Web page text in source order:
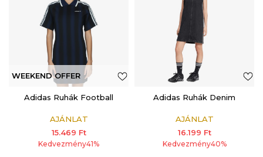
WEEKEND OFFER
ADDITIONAL 15%
Adidas Ruhák Football
AJÁNLAT
15.469 Ft
Kedvezmény41%
Adidas Ruhák Denim
AJÁNLAT
16.199 Ft
Kedvezmény40%